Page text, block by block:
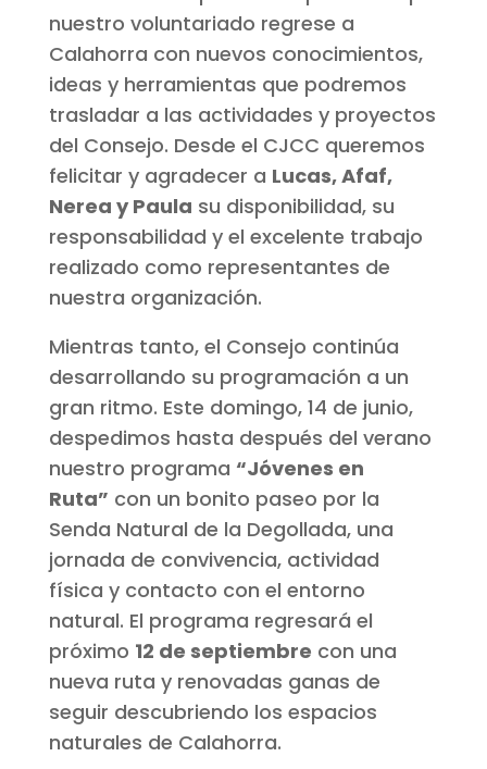
nuestro voluntariado regrese a
Calahorra con nuevos conocimientos,
ideas y herramientas que podremos
trasladar a las actividades y proyectos
del Consejo. Desde el CJCC queremos
felicitar y agradecer a Lucas, Afaf,
Nerea y Paula su disponibilidad, su
responsabilidad y el excelente trabajo
realizado como representantes de
nuestra organización.
Mientras tanto, el Consejo continúa
desarrollando su programación a un
gran ritmo. Este domingo, 14 de junio,
despedimos hasta después del verano
nuestro programa “Jóvenes en
Ruta” con un bonito paseo por la
Senda Natural de la Degollada, una
jornada de convivencia, actividad
física y contacto con el entorno
natural. El programa regresará el
próximo 12 de septiembre con una
nueva ruta y renovadas ganas de
seguir descubriendo los espacios
naturales de Calahorra.